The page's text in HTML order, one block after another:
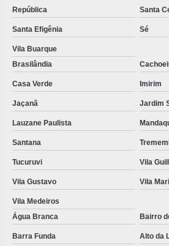
KIT CLINICO ODONTOLOGICO
KIT ESTERIL PARA IMPLANTE
KIT IMPLANTE
KIT IMPLANTE PREÇO
KIT MÉDICO DESCARTÁVEL
KIT ODONTOLOGICO
KIT ODONTOLÓGICO DESCARTÁVEL
KIT ODONTOLOGICO ESTERIL
KIT ODONTOLÓGICO ESTÉRIL COM AVENTAL
KIT DE PROCEDIMENTO DESCARTÁVEL
República Santa
Santa Efigênia Sé
Vila Buarque
Brasilândia
Casa Verde Imirim
Jaçanã Jardim
Lauzane Paulista
Santana
Tucuruvi Vila
Vila Gustavo Vila
Vila Medeiros
Água Branca
Bairro
Barra Funda Alto da